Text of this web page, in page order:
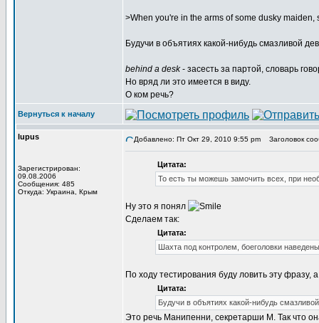
>When you're in the arms of some dusky
Будучи в объятиях какой-нибудь смазливой
behind a desk- засесть за партой, словарь
Но вряд ли это имеется в виду.
О ком речь?
Вернуться к началу
lupus
Зарегистрирован:
09.08.2006
Сообщения: 485
Откуда: Украина, Крым
Добавлено: Пт Окт 29, 2010 9:55 pm Заголовок
Цитата:
То есть ты можешь замочить всех, при
Ну это я понял
Сделаем так:
Цитата:
Шахта под контролем, боеголовки
По ходу тестирования буду ловить эту фразу,
Цитата:
Будучи в объятиях какой-нибудь
Это речь Манипенни, секретарши М. Так что